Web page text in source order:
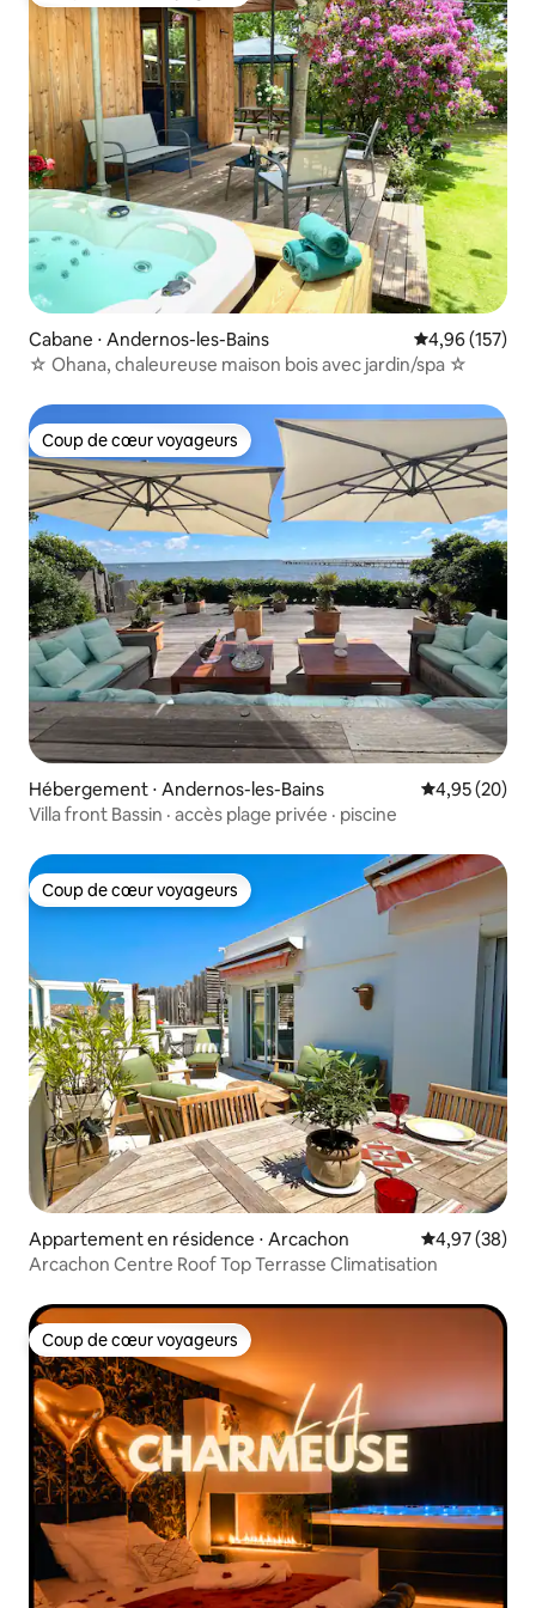
Cabane ⋅ Andernos-les-Bains Évaluation
4,96 (157)
☆ Ohana, chaleureuse maison bois avec jardin/spa ☆
Coup de cœur voyageurs
Coup de cœur voyageurs
Hébergement ⋅ Andernos-les-Bains Évaluation
4,95 (20)
Villa front Bassin · accès plage privée · piscine
Coup de cœur voyageurs
Coup de cœur voyageurs
Appartement en résidence ⋅ Arcachon Évaluation
4,97 (38)
Arcachon Centre Roof Top Terrasse Climatisation
Coup de cœur voyageurs
Coup de cœur voyageurs